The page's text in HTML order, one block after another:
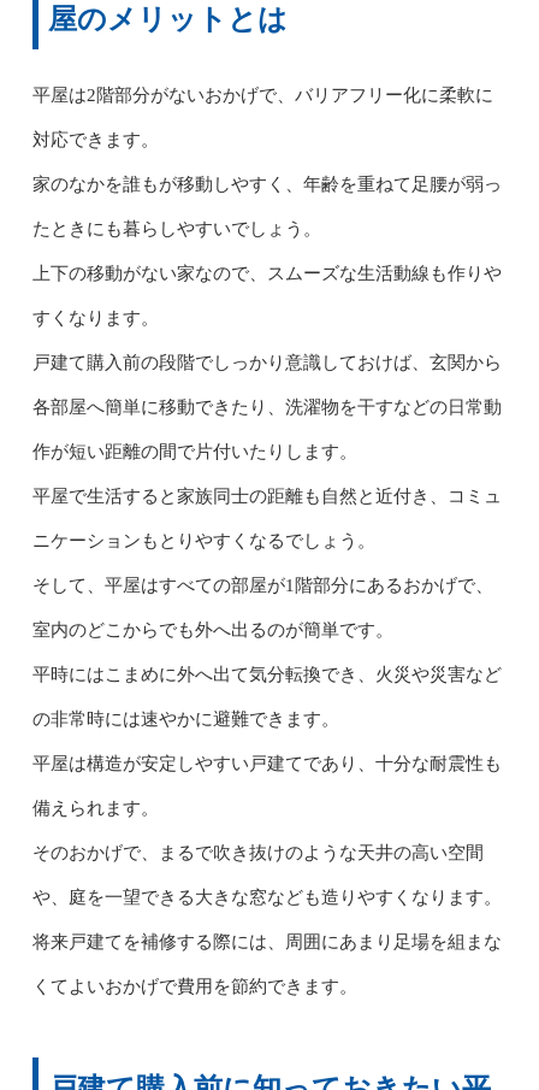
屋のメリットとは
平屋は2階部分がないおかげで、バリアフリー化に柔軟に
対応できます。
家のなかを誰もが移動しやすく、年齢を重ねて足腰が弱っ
たときにも暮らしやすいでしょう。
上下の移動がない家なので、スムーズな生活動線も作りや
すくなります。
戸建て購入前の段階でしっかり意識しておけば、玄関から
各部屋へ簡単に移動できたり、洗濯物を干すなどの日常動
作が短い距離の間で片付いたりします。
平屋で生活すると家族同士の距離も自然と近付き、コミュ
ニケーションもとりやすくなるでしょう。
そして、平屋はすべての部屋が1階部分にあるおかげで、
室内のどこからでも外へ出るのが簡単です。
平時にはこまめに外へ出て気分転換でき、火災や災害など
の非常時には速やかに避難できます。
平屋は構造が安定しやすい戸建てであり、十分な耐震性も
備えられます。
そのおかげで、まるで吹き抜けのような天井の高い空間
や、庭を一望できる大きな窓なども造りやすくなります。
将来戸建てを補修する際には、周囲にあまり足場を組まな
くてよいおかげで費用を節約できます。